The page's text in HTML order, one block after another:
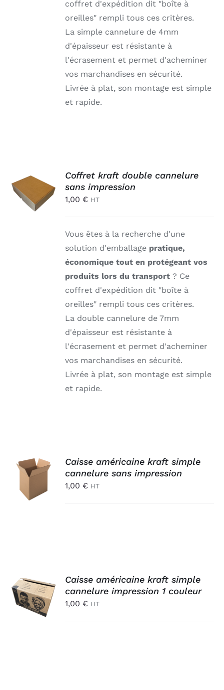
coffret d'expédition dit "boîte à
oreilles" rempli tous ces critères.
La simple cannelure de 4mm
d'épaisseur est résistante à
l'écrasement et permet d'acheminer
vos marchandises en sécurité.
Livrée à plat, son montage est simple
et rapide.
PANIER
/
Coffret kraft double cannelure
sans impression
1,00 € HT
Vous êtes à la recherche d'une
solution d'emballage pratique,
économique tout en protégeant vos
produits lors du transport ? Ce
coffret d'expédition dit "boîte à
oreilles" rempli tous ces critères.
La double cannelure de 7mm
d'épaisseur est résistante à
l'écrasement et permet d'acheminer
vos marchandises en sécurité.
Livrée à plat, son montage est simple
et rapide.
AJOUTER
AU
DÉTAILS
Caisse américaine kraft simple
cannelure sans impression
1,00 € HT
AJOUTER
AU
PANIER
/
DÉTAILS
Caisse américaine kraft simple
cannelure impression 1 couleur
1,00 € HT